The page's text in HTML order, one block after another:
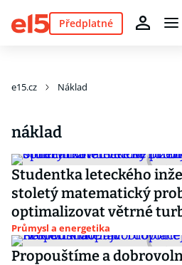
Předplatné
e15.cz Náklad
náklad
Studentka leteckého
stoletý matematický
optimalizovat větrné
Průmysl a energetika
Propouštíme a